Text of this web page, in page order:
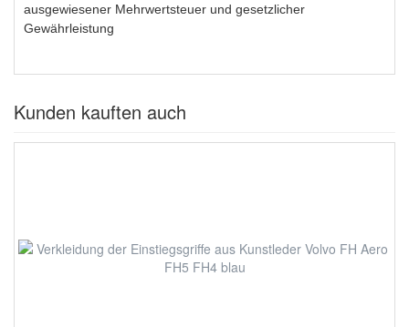
ausgewiesener Mehrwertsteuer und gesetzlicher
Gewährleistung
Kunden kauften auch